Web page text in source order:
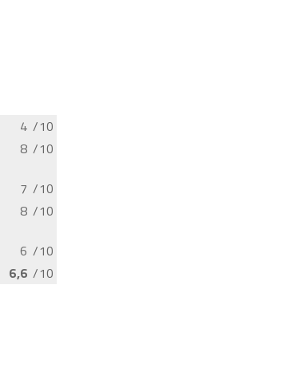
4 /10
8 /10
7 /10
8 /10
6 /10
6,6 /10